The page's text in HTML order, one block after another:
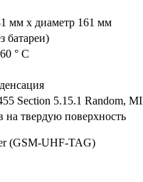
мм х диаметр 161 мм
батареи)
° C
Section 5.15.1 Random,
на твердую поверхность
(GSM-UHF-TAG)